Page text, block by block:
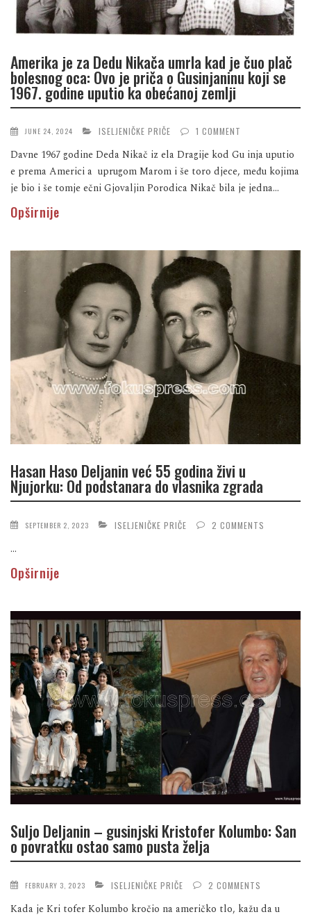
Amerika je za Dedu Nikača umrla kad je čuo plač
bolesnog oca: Ovo je priča o Gusinjaninu koji se
1967. godine uputio ka obećanoj zemlji
JUNE 24, 2024 ISELJENIČKE PRIČE 1 COMMENT
Davne 1967 godine Deda Nikač iz ela Dragije kod Gu inja uputio
e prema Americi a uprugom Marom i še toro djece, među kojima
je bio i še tomje ečni Gjovaljin Porodica Nikač bila je jedna...
Opširnije
Hasan Haso Deljanin već 55 godina živi u
Njujorku: Od podstanara do vlasnika zgrada
SEPTEMBER 2, 2023 ISELJENIČKE PRIČE 2 COMMENTS
...
Opširnije
Suljo Deljanin – gusinjski Kristofer Kolumbo: San
o povratku ostao samo pusta želja
FEBRUARY 3, 2023 ISELJENIČKE PRIČE 2 COMMENTS
Kada je Kri tofer Kolumbo kročio na američko tlo, kažu da u